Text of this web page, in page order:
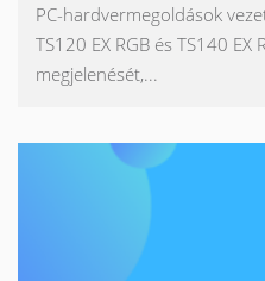
PC-hardvermegoldások
TS120 EX RGB és TS140
megjelenését,...